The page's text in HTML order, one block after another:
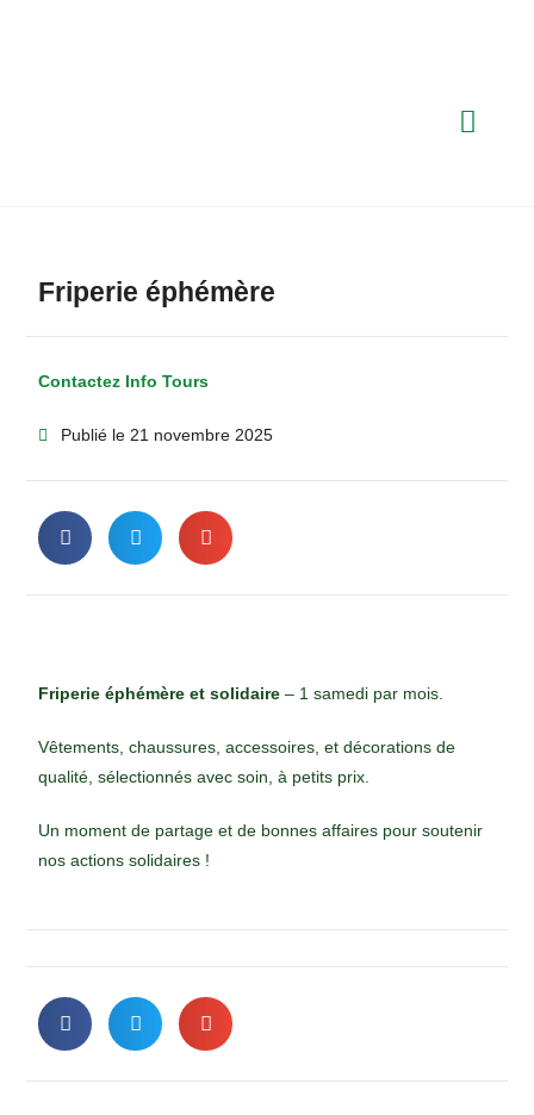
Friperie éphémère
Contactez Info Tours
Publié le 21 novembre 2025
Friperie éphémère et solidaire – 1 samedi par mois.
Vêtements, chaussures, accessoires, et décorations de
qualité, sélectionnés avec soin, à petits prix.
Un moment de partage et de bonnes affaires pour soutenir
nos actions solidaires !